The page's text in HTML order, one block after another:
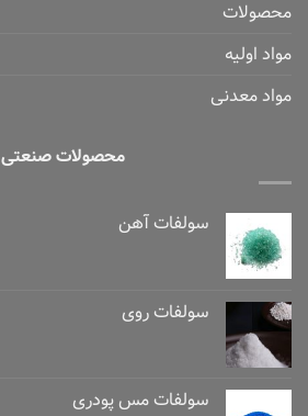
محصولات
مواد اولیه
مواد معدنی
محصولات صنعتی
سولفات آهن
سولفات روی
سولفات مس پودری